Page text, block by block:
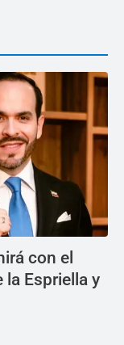
con el
la Espriella y